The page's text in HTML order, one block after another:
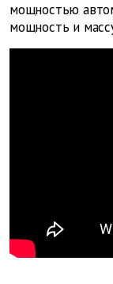
мощностью
мощность и